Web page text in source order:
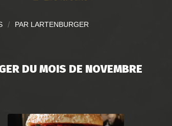
/ PAR LARTENBURGER
DU MOIS DE NOVEMBRE